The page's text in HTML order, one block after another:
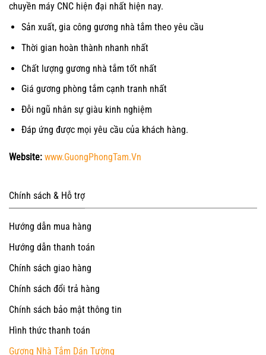
chuyền máy CNC hiện đại nhất hiện nay.
Sản xuất, gia công gương nhà tắm theo yêu cầu
Thời gian hoàn thành nhanh nhất
Chất lượng gương nhà tắm tốt nhất
Giá gương phòng tắm cạnh tranh nhất
Đỗi ngũ nhân sự giàu kinh nghiệm
Đáp ứng được mọi yêu cầu của khách hàng.
Website: www.GuongPhongTam.Vn
Chính sách & Hỗ trợ
Hướng dẫn mua hàng
Hướng dẫn thanh toán
Chính sách giao hàng
Chính sách đổi trả hàng
Chính sách bảo mật thông tin
Hình thức thanh toán
Gương Nhà Tắm Dán Tường